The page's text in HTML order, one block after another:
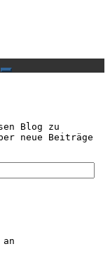
Blog zu
neue Beiträge